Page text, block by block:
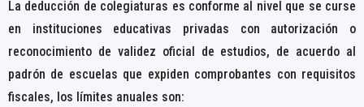
La deducción de colegiaturas es conforme al nivel que se curse
en instituciones educativas privadas con autorización o
reconocimiento de validez oficial de estudios, de acuerdo al
padrón de escuelas que expiden comprobantes con requisitos
fiscales, los límites anuales son: